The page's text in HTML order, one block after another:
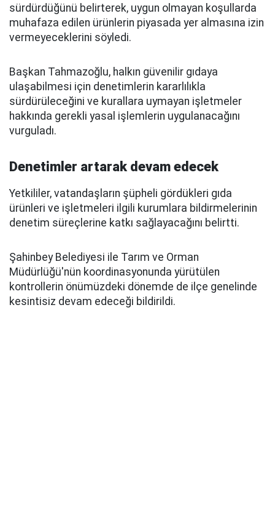
sürdürdüğünü belirterek, uygun olmayan koşullarda
muhafaza edilen ürünlerin piyasada yer almasına izin
vermeyeceklerini söyledi.
Başkan Tahmazoğlu, halkın güvenilir gıdaya
ulaşabilmesi için denetimlerin kararlılıkla
sürdürüleceğini ve kurallara uymayan işletmeler
hakkında gerekli yasal işlemlerin uygulanacağını
vurguladı.
Denetimler artarak devam edecek
Yetkililer, vatandaşların şüpheli gördükleri gıda
ürünleri ve işletmeleri ilgili kurumlara bildirmelerinin
denetim süreçlerine katkı sağlayacağını belirtti.
Şahinbey Belediyesi ile Tarım ve Orman
Müdürlüğü'nün koordinasyonunda yürütülen
kontrollerin önümüzdeki dönemde de ilçe genelinde
kesintisiz devam edeceği bildirildi.